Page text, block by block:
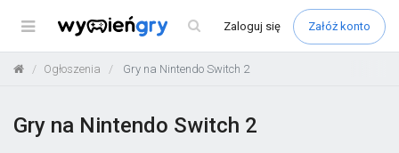
Menu Zaloguj się Załóż konto
Ogłoszenia Gry na Nintendo Switch 2
Gry na Nintendo Switch 2